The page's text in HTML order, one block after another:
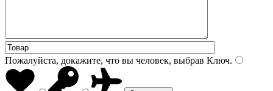
Пожалуйста, докажите, что вы человек, выбрав Ключ.